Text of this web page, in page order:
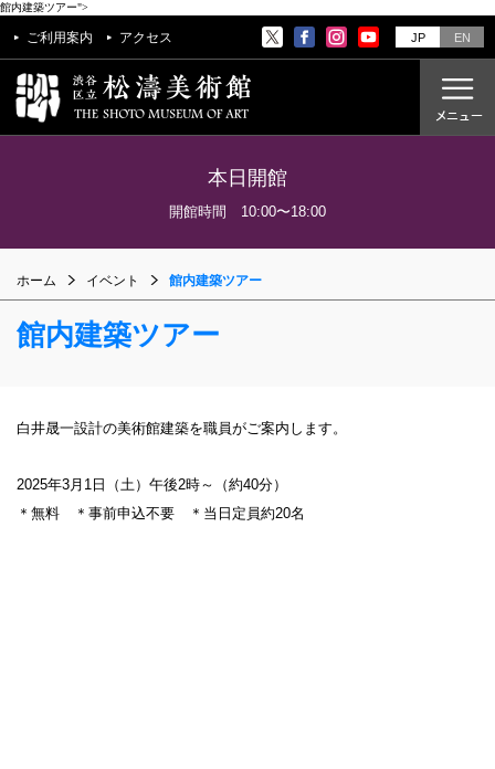
館内建築ツアー">
ご利用案内 アクセス JP EN
これからの展覧会
過去の展覧会
これからのイベント
過去のイベント
本日開館
開館時間 10:00〜18:00
ホーム イベント 館内建築ツアー
館内建築ツアー
白井晟一設計の美術館建築を職員がご案内します。
2025年3月1日（土）午後2時～（約40分）
＊無料 ＊事前申込不要 ＊当日定員約20名